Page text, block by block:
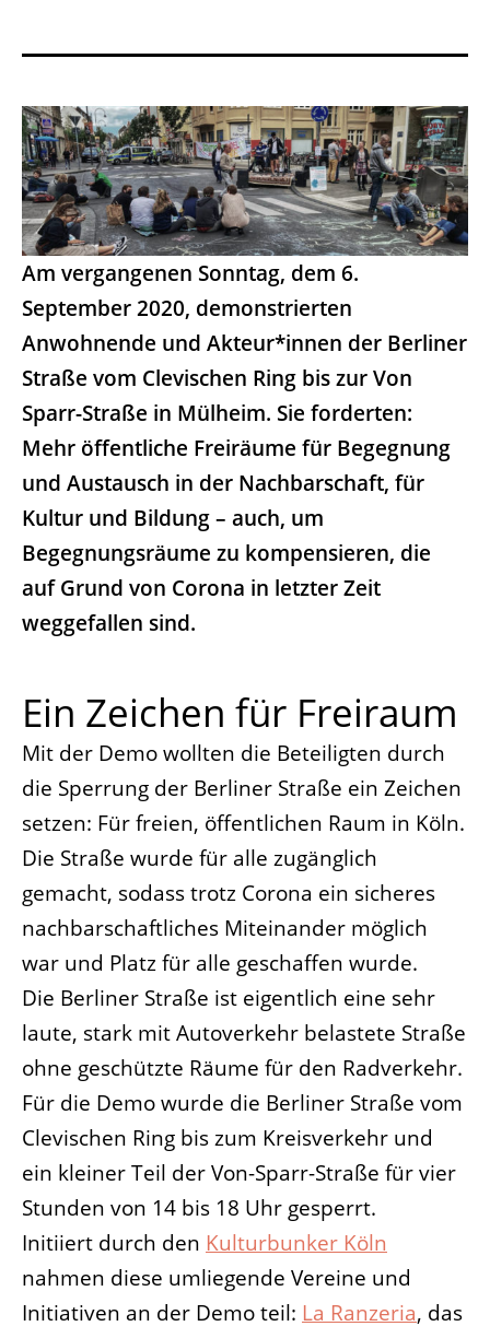
Am vergangenen Sonntag, dem 6.
September 2020, demonstrierten
Anwohnende und Akteur*innen der Berliner
Straße vom Clevischen Ring bis zur Von
Sparr-Straße in Mülheim. Sie forderten:
Mehr öffentliche Freiräume für Begegnung
und Austausch in der Nachbarschaft, für
Kultur und Bildung – auch, um
Begegnungsräume zu kompensieren, die
auf Grund von Corona in letzter Zeit
weggefallen sind.
Ein Zeichen für Freiraum
Mit der Demo wollten die Beteiligten durch
die Sperrung der Berliner Straße ein Zeichen
setzen: Für freien, öffentlichen Raum in Köln.
Die Straße wurde für alle zugänglich
gemacht, sodass trotz Corona ein sicheres
nachbarschaftliches Miteinander möglich
war und Platz für alle geschaffen wurde.
Die Berliner Straße ist eigentlich eine sehr
laute, stark mit Autoverkehr belastete Straße
ohne geschützte Räume für den Radverkehr.
Für die Demo wurde die Berliner Straße vom
Clevischen Ring bis zum Kreisverkehr und
ein kleiner Teil der Von-Sparr-Straße für vier
Stunden von 14 bis 18 Uhr gesperrt.
Initiiert durch den Kulturbunker Köln
nahmen diese umliegende Vereine und
Initiativen an der Demo teil: La Ranzeria, das